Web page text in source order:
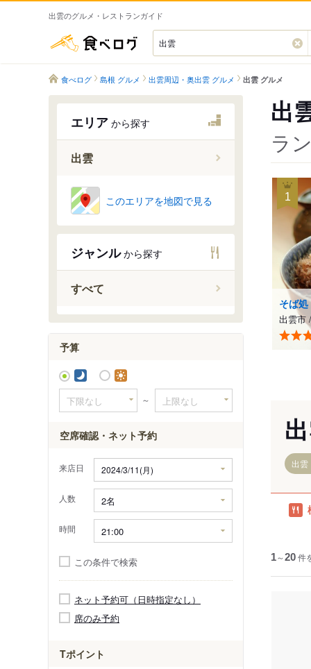
出雲のグルメ・レストランガイド
食べログ
食べログ 島根 グルメ 出雲周辺・奥出雲 グルメ 出雲 グルメ
エリア から探す
出雲
荘原駅
直江駅
出雲市駅
西出雲駅
出雲神
江南駅
小田駅
田儀駅
このエリアを地図で見る
ジャンルから探す
すべて
予算
～
空席確認・ネット予約
来店日
人数
時間
この条件で検索
ネット予約可（日時指定なし）
席のみ予約
Tポイント
出
ラ
1
そば
出雲市 /
出雲
1～20件